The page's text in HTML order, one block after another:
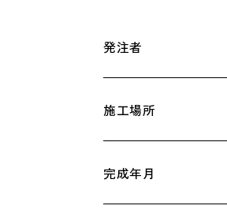
発注者
施工場所
完成年月